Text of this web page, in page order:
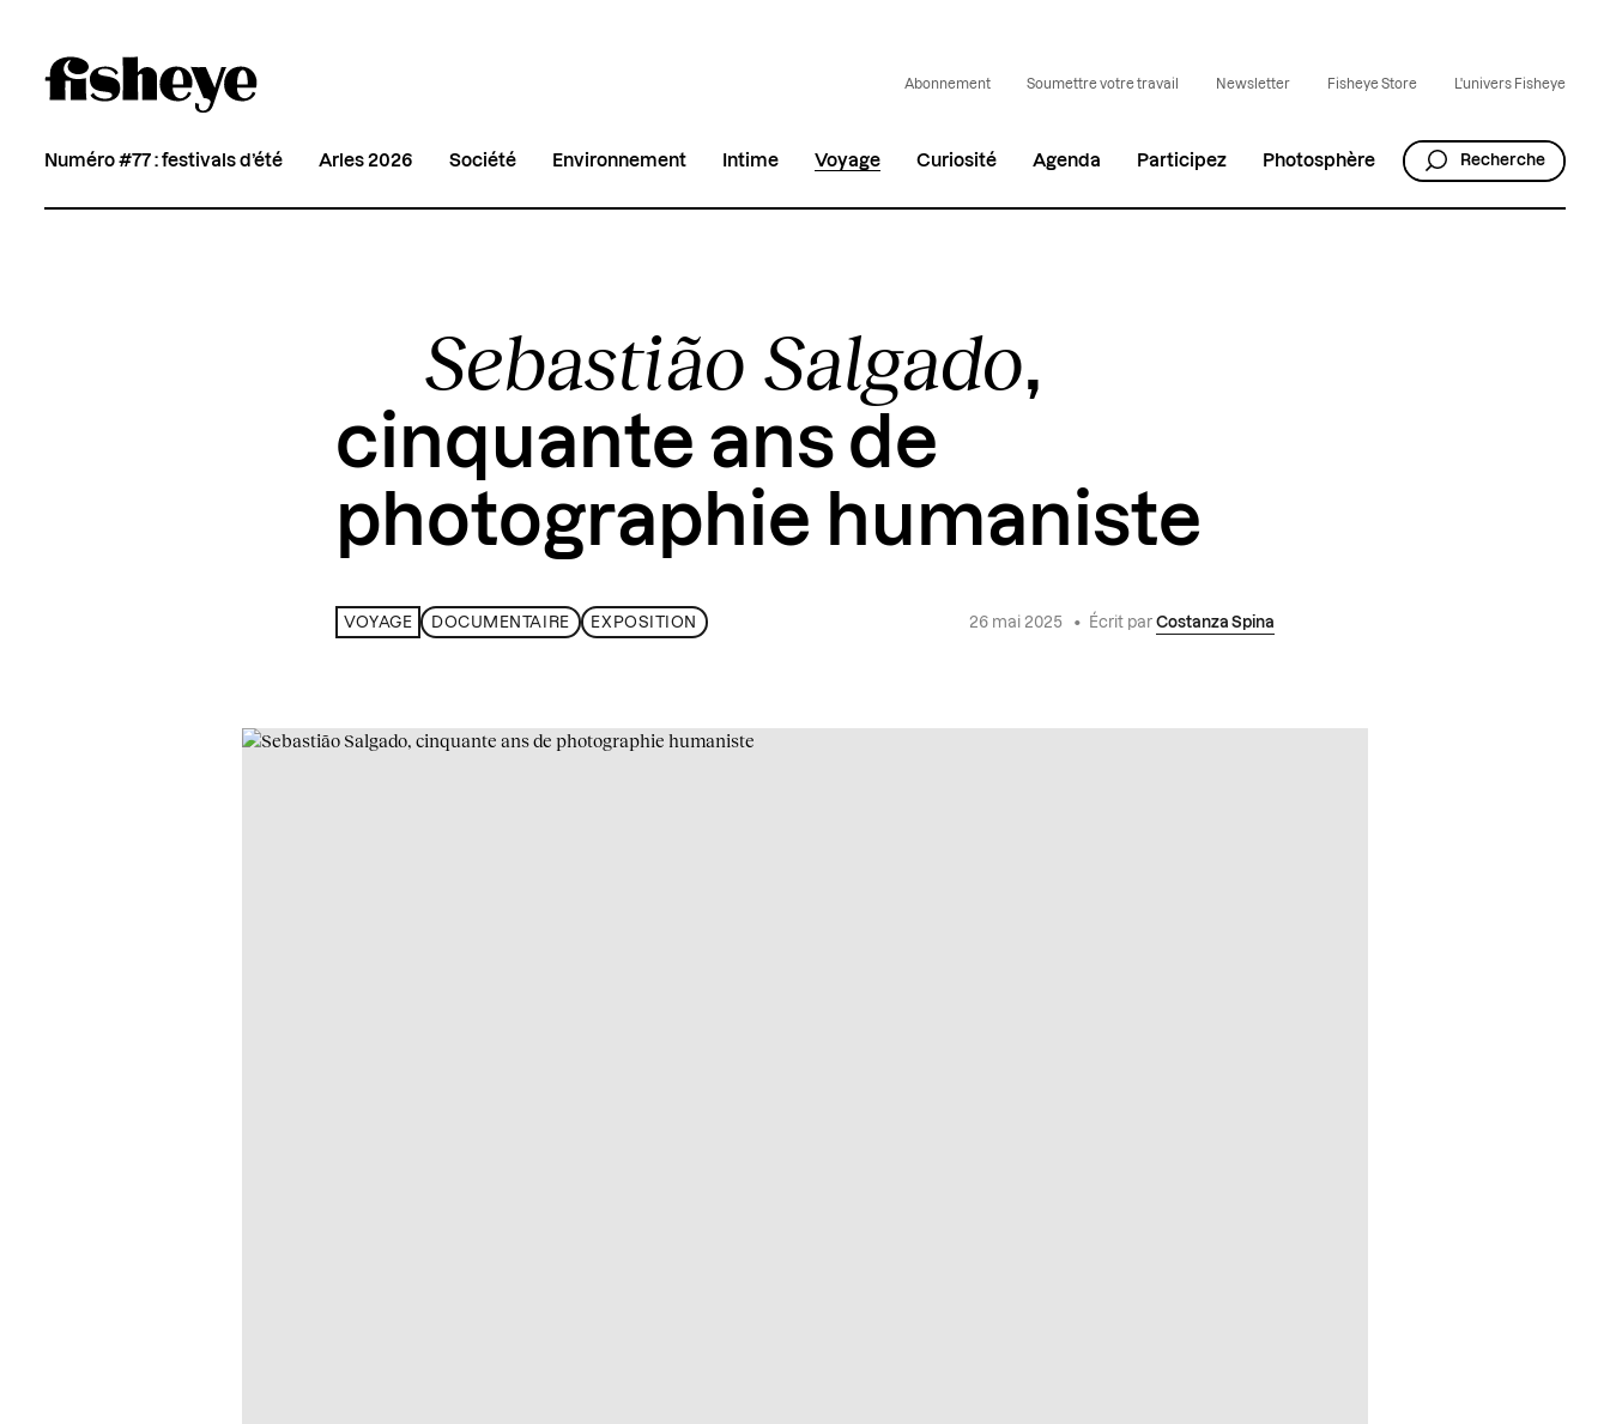
Abonnement Soumettre votre travail Newsletter Fisheye Store L'univers Fisheye
Numéro #77 : festivals d’été Arles 2026 Société Environnement Intime Voyage Curiosité Agenda Participez Photosphère Recherche
Sebastião Salgado,
cinquante ans de
photographie humaniste
VOYAGE DOCUMENTAIRE EXPOSITION 26 mai 2025 • Écrit par Costanza Spina